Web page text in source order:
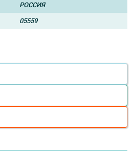
РОССИЯ
05559